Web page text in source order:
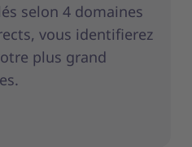
selon 4 domaines
vous identifierez
plus grand